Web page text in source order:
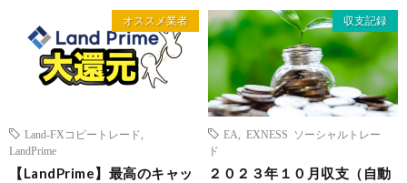
オススメ業者
Land-FXコピートレード
LandPrime
【LandPrime】最高のキャッ
収支記録
EA
EXNESS ソーシャルトレー
ド
２０２３年１０月収支（自動